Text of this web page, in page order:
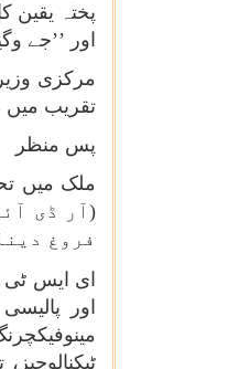
پختہ یقین
اور ’’جے
مرکزی
تقریب میں
پس منظر
(آر ڈی
فروغ
ای ایس ٹی سی 2025 3 سے 5 نومبر 2025 کے